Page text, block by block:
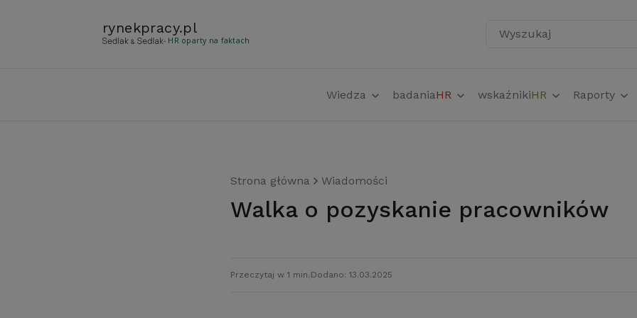
rynekpracy.pl
- HR oparty na faktach Wyszukaj
Wiedza badaniaHR wskaźnikiHR Raporty
Strona główna Wiadomości
Walka o pozyskanie pracowników
Przeczytaj w 1 min. Dodano: 13.03.2025